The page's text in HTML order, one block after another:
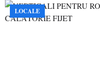
LOCALE